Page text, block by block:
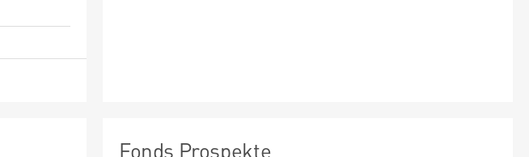
Fonds Prospekte